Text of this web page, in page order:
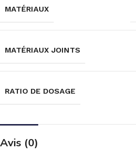
MATÉRIAUX
MATÉRIAUX JOINTS
RATIO DE DOSAGE
Avis (0)